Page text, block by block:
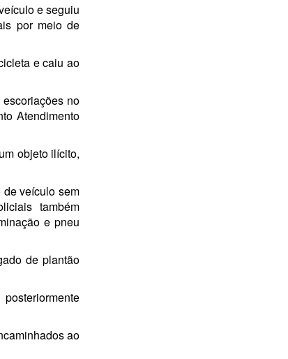
e seguiu
por meio de
e caiu ao
no
Atendimento
objeto ilícito,
veículo sem
também
e pneu
de plantão
ao